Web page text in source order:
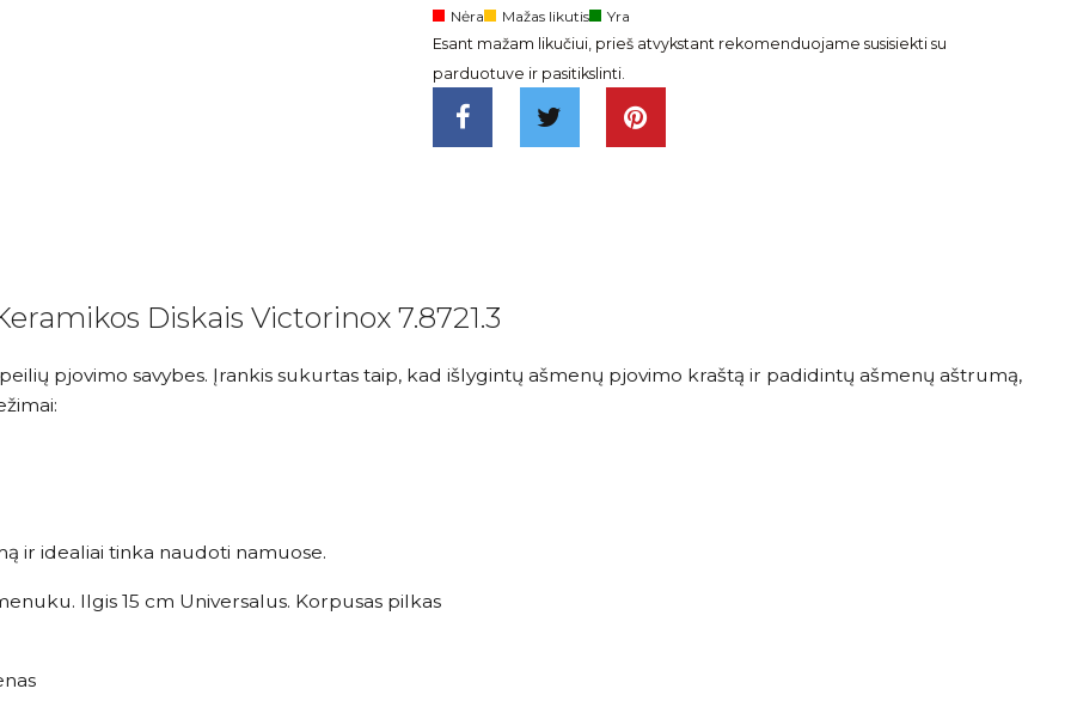
Nėra Mažas likutis
Yra
Esant mažam likučiui, prieš atvykstant rekomenduojame susisiekti su
parduotuve ir pasitikslinti.
Diskais Victorinox 7.8721.3
pjovimo savybes. Įrankis sukurtas taip, kad išlygintų ašmenų pjovimo kraštą ir padidintų ašmenų aštrumą,
ir idealiai tinka naudoti namuose.
Ilgis 15 cm Universalus. Korpusas pilkas